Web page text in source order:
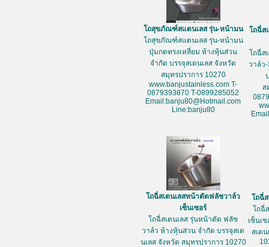
โถสุขภัณฑ์สแตนเลส รุ่น-หน้ามน
โถสุขภัณฑ์สแตนเลส รุ่น-หน้ามน
ปุ่มกดทรงเหลี่ยม ห้างหุ้นส่วน
จำกัด บรรจุสเตนเลส จังหวัด
สมุทรปราการ 10270
www.banjustainless.com T-
0879393870 T-0899285052
Email:banju80@Hotmail.com
Line:banju80
โถฉี่ส
โถฉี่ส
วาล์ว
ส
โถฉี่สเตนเลสหน้าตัดฟลัชวาล์ว
เซ็นเซอร์
โถฉี่สเตนเลส รุ่นหน้าตัด ฟลัช
วาล์ว ห้างหุ้นส่วน จำกัด บรรจุสเต
นเลส จังหวัด สมุทรปราการ 10270
โถฉี่
โถฉี่
เซ็นเ
สเต